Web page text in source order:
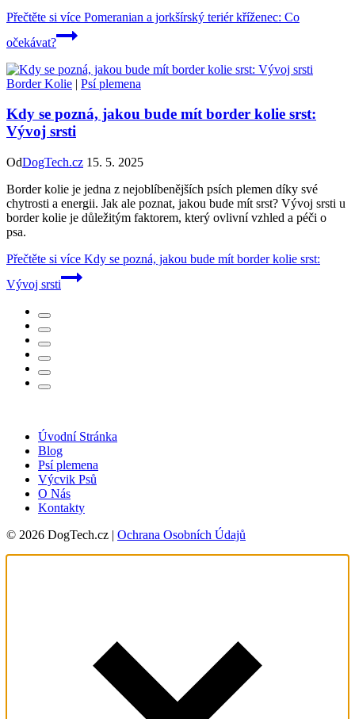
Přečtěte si více Pomeranian a jorkšírský teriér kříženec: Co
očekávat?
Border Kolie | Psí plemena
Kdy se pozná, jakou bude mít border kolie srst:
Vývoj srsti
OdDogTech.cz 15. 5. 2025
Border kolie je jedna z nejoblíbenějších psích plemen díky své
chytrosti a energii. Jak ale poznat, jakou bude mít srst? Vývoj srsti u
border kolie je důležitým faktorem, který ovlivní vzhled a péči o
psa.
Přečtěte si více Kdy se pozná, jakou bude mít border kolie srst:
Vývoj srsti
Úvodní Stránka
Blog
Psí plemena
Výcvik Psů
O Nás
Kontakty
© 2026 DogTech.cz | Ochrana Osobních Údajů